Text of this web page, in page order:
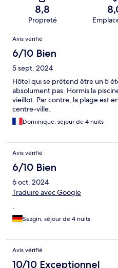
8,8
Propreté
Avis
Avis vérifié
6/10 Bien
5 sept. 2024
Hôtel qui se prétend être un 5
absolument pas. Hormis la
vieillot. Par contre, la plage est
centre-ville.
Dominique, séjour de 4 nuits
Avis vérifié
6/10 Bien
6 oct. 2024
Traduire avec Google
.
Sezgin, séjour de 4 nuits
Avis vérifié
10/10 Exceptionnel